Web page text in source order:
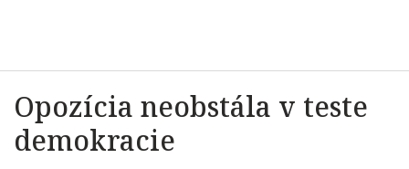
Opozícia neobstála v teste
demokracie